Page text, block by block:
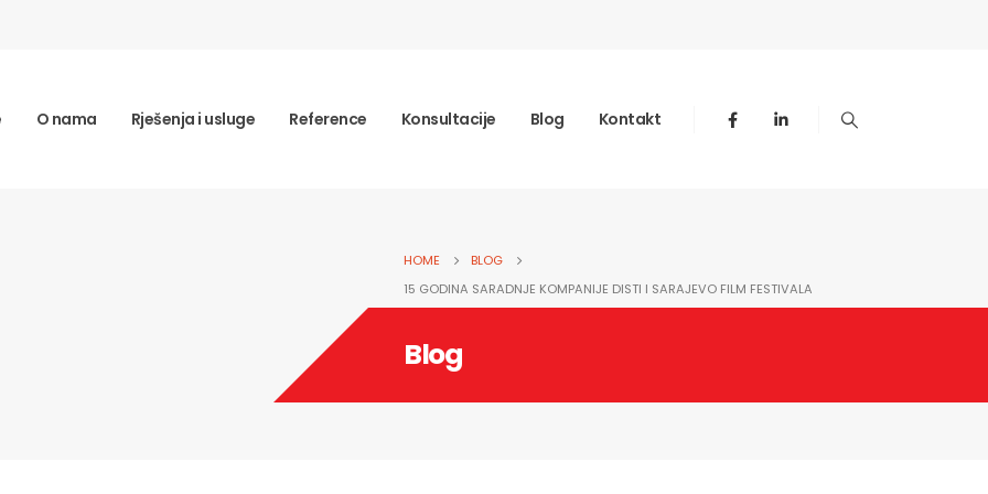
O nama Rješenja i usluge Reference Konsultacije Blog Kontakt
HOME
BLOG
15 GODINA SARADNJE KOMPANIJE DISTI I SARAJEVO FILM FESTIVALA
Blog